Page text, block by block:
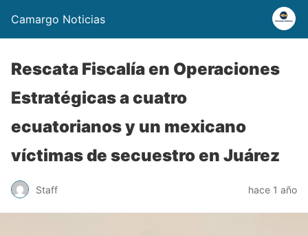
Camargo Noticias
Rescata Fiscalía en Operaciones
Estratégicas a cuatro
ecuatorianos y un mexicano
víctimas de secuestro en Juárez
Staff hace 1 año